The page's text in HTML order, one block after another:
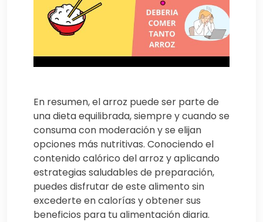
En resumen, el arroz puede ser parte de
una dieta equilibrada, siempre y cuando se
consuma con moderación y se elijan
opciones más nutritivas. Conociendo el
contenido calórico del arroz y aplicando
estrategias saludables de preparación,
puedes disfrutar de este alimento sin
excederte en calorías y obtener sus
beneficios para tu alimentación diaria.